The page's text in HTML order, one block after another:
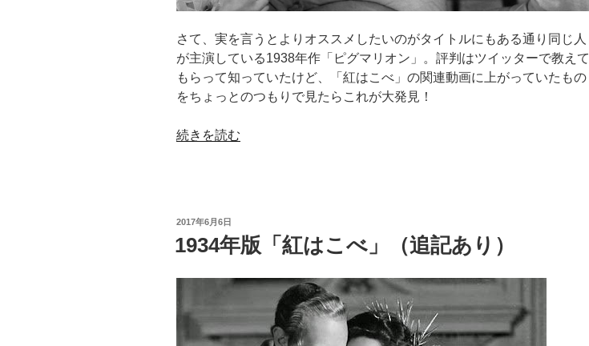
さて、実を言うとよりオススメしたいのがタイトルにもある通り同じ人
が主演している1938年作「ピグマリオン」。評判はツイッターで教えて
もらって知っていたけど、「紅はこべ」の関連動画に上がっていたもの
をちょっとのつもりで見たらこれが大発見！
“「紅
ら
続きを読む
投
日:
2017年6月6日
1934年版「紅はこべ」（追記あり）